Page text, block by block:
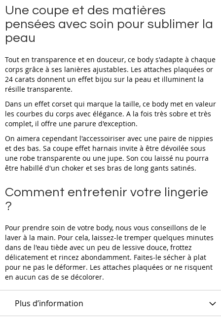
Une coupe et des matières
pensées avec soin pour sublimer la
peau
Tout en transparence et en douceur, ce body s'adapte à chaque
corps grâce à ses lanières ajustables. Les attaches plaquées or
24 carats donnent un effet bijou sur la peau et illuminent la
résille transparente.
Dans un effet corset qui marque la taille, ce body met en valeur
les courbes du corps avec élégance. A la fois très sobre et très
complet, il offre une parure d'exception.
On aimera cependant l'accessoiriser avec une paire de nippies
et des bas. Sa coupe effet harnais invite à être dévoilée sous
une robe transparente ou une jupe. Son cou laissé nu pourra
être habillé d'un choker et ses bras de long gants satinés.
Comment entretenir votre lingerie
?
Pour prendre soin de votre body, nous vous conseillons de le
laver à la main. Pour cela, laissez-le tremper quelques minutes
dans de l'eau tiède avec un peu de lessive douce, frottez
délicatement et rincez abondamment. Faites-le sécher à plat
pour ne pas le déformer. Les attaches plaquées or ne risquent
en aucun cas de se décolorer.
Plus d’information